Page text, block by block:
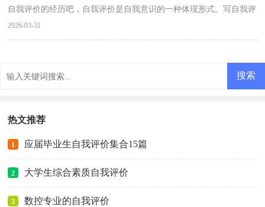
自我评价的经历吧，自我评价是自我意识的一种体现形式。写自我评
价的注意事项有很多，你确定会写吗？以下是小编为大...
2026-03-31
热文推荐
1 应届毕业生自我评价集合15篇
2 大学生综合素质自我评价
3 数控专业的自我评价